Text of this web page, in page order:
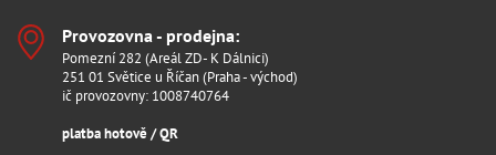
Provozovna - prodejna:
Pomezní 282 (Areál ZD- K Dálnici)
251 01 Světice u Říčan (Praha - východ)
ič provozovny: 1008740764
platba hotově / QR